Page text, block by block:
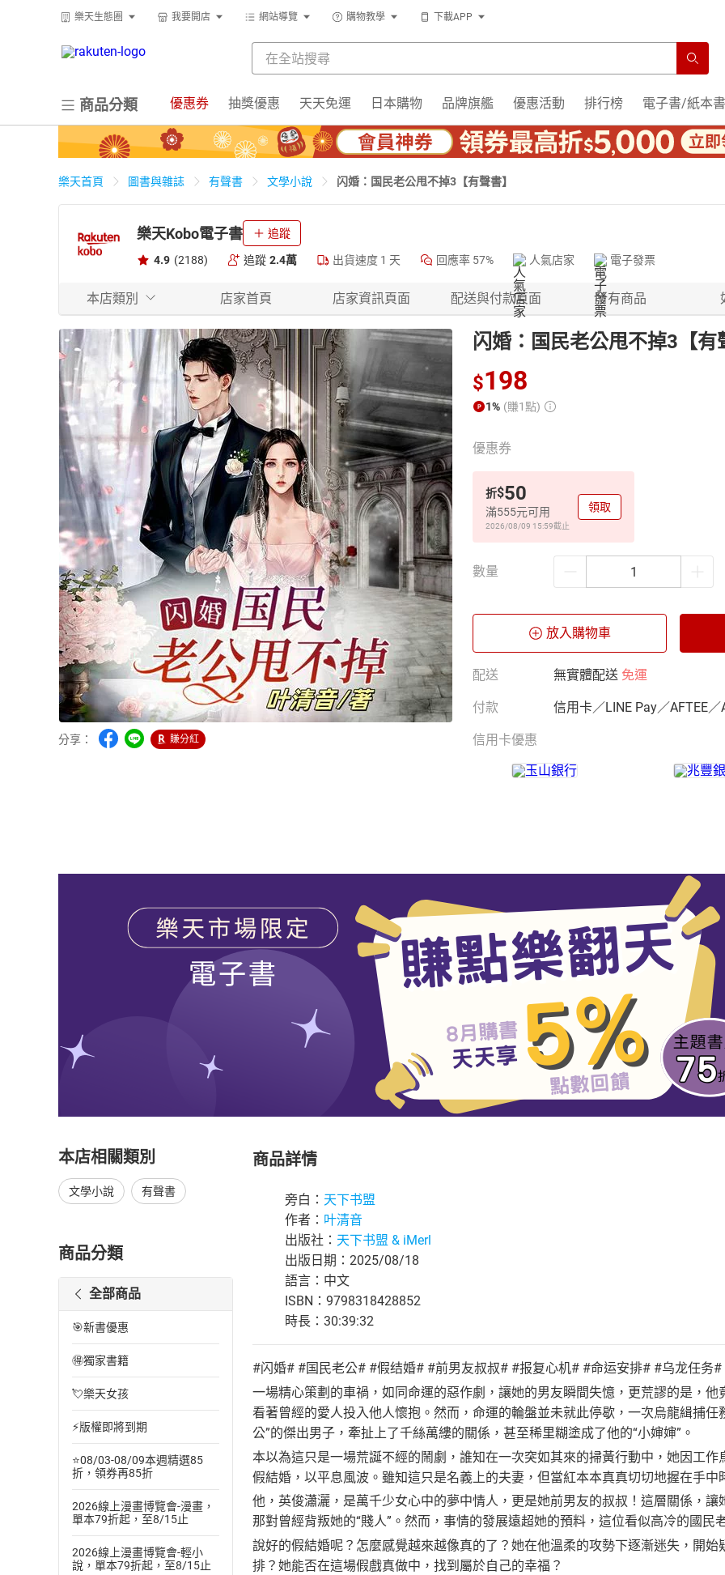
樂天生態圈 我要開店 網站導覽 購物教學 下載APP
商品分類 優惠券 抽獎優惠 天天免運 日本購物 品牌旗艦 優惠活動 排行榜 電子書/紙本書
樂天首頁 圖書與雜誌 有聲書 文學小說 闪婚：国民老公甩不掉3【有聲書】
樂天Kobo電子書 追蹤
4.9 (2188) 追蹤 2.4萬 出貨速度 1 天 回應率 57% 人氣店家 電子發票
本店類別 店家首頁 店家資訊頁面 配送與付款頁面 所有商品
分享： 賺分紅
闪婚：国民老公甩不掉3【有
$198
1% (賺1點)
優惠券
折$50
滿555元可用
2026/08/09 15:59截止
領取
數量
放入購物車
配送 無實體配送 免運
付款 信用卡／LINE Pay／AFTEE／
信用卡優惠
本店相關類別
文學小說 有聲書
商品分類
全部商品
🎯新書優惠
🉐獨家書籍
💘樂天女孩
⚡版權即將到期
⭐08/03-08/09本週精選85
折，領券再85折
2026線上漫畫博覽會-漫畫，
單本79折起，至8/15止
2026線上漫畫博覽會-輕小
說，單本79折起，至8/15止
商品詳情
旁白： 天下书盟
作者： 叶清音
出版社： 天下书盟 & iMerl
出版日期：2025/08/18
語言：中文
ISBN：9798318428852
時長：30:39:32
#闪婚# #国民老公# #假结婚# #前男友叔叔# #报复心机# #命运安排# #乌龙任务
一場精心策劃的車禍，如同命運的惡作劇，讓她的男友瞬間失憶，更荒謬的是，
看著曾經的愛人投入他人懷抱。然而，命運的輪盤並未就此停歇，一次烏龍緝捕
公”的傑出男子，牽扯上了千絲萬縷的關係，甚至稀里糊塗成了他的“小婶婶”。
本以為這只是一場荒誕不經的鬧劇，誰知在一次突如其來的掃黃行動中，她因工
假結婚，以平息風波。雖知這只是名義上的夫妻，但當紅本本真真切切地握在手
他，英俊瀟灑，是萬千少女心中的夢中情人，更是她前男友的叔叔！這層關係，
那對曾經背叛她的“賤人”。然而，事情的發展遠超她的預料，這位看似高冷的國
說好的假結婚呢？怎麼感覺越來越像真的了？她在他溫柔的攻勢下逐漸迷失，開
排？她能否在這場假戲真做中，找到屬於自己的幸福？